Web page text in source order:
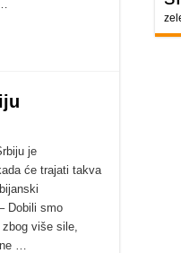
je
će trajati takva
Dobili smo
zbog više sile,
ne …